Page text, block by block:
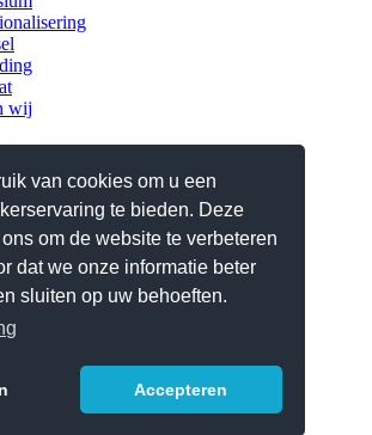
van cookies om u een
te bieden. Deze
om de website te verbeteren
dat we onze informatie beter
sluiten op uw behoeften.
Accepteren
wij
en lestijden
en verlof
protocollen
2025-2026
iPad